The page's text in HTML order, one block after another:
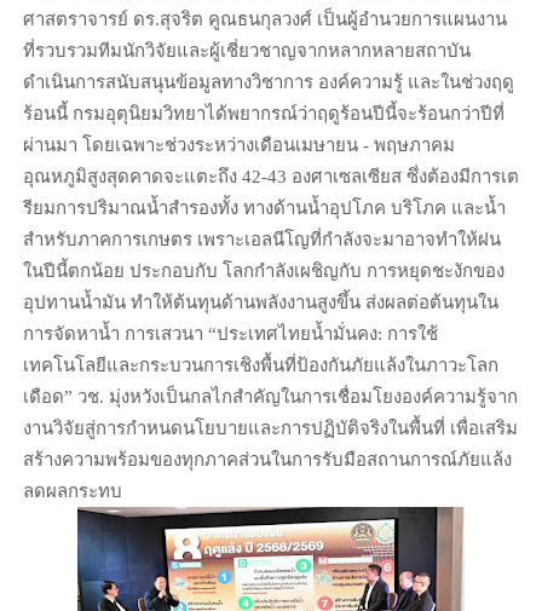
ศาสตราจารย์ ดร.สุจริต คูณธนกุลวงศ์ เป็นผู้อำนวยการแผนงาน
ที่รวบรวมทีมนักวิจัยและผู้เชี่ยวชาญจากหลากหลายสถาบัน
ดำเนินการสนับสนุนข้อมูลทางวิชาการ องค์ความรู้ และในช่วงฤดู
ร้อนนี้ กรมอุตุนิยมวิทยาได้พยากรณ์ว่าฤดูร้อนปีนี้จะร้อนกว่าปีที่
ผ่านมา โดยเฉพาะช่วงระหว่างเดือนเมษายน - พฤษภาคม
อุณหภูมิสูงสุดคาดจะแตะถึง 42-43 องศาเซลเซียส ซึ่งต้องมีการเต
รียมการปริมาณน้ำสำรองทั้ง ทางด้านน้ำอุปโภค บริโภค และน้ำ
สำหรับภาคการเกษตร เพราะเอลนีโญที่กำลังจะมาอาจทำให้ฝน
ในปีนี้ตกน้อย ประกอบกับ โลกกำลังเผชิญกับ การหยุดชะงักของ
อุปทานน้ำมัน ทำให้ต้นทุนด้านพลังงานสูงขึ้น ส่งผลต่อต้นทุนใน
การจัดหาน้ำ การเสวนา “ประเทศไทยน้ำมั่นคง: การใช้
เทคโนโลยีและกระบวนการเชิงพื้นที่ป้องกันภัยแล้งในภาวะโลก
เดือด” วช. มุ่งหวังเป็นกลไกสำคัญในการเชื่อมโยงองค์ความรู้จาก
งานวิจัยสู่การกำหนดนโยบายและการปฏิบัติจริงในพื้นที่ เพื่อเสริม
สร้างความพร้อมของทุกภาคส่วนในการรับมือสถานการณ์ภัยแล้ง
ลดผลกระทบ